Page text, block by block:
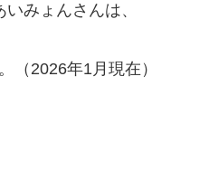
みょんさんは、
（2026年1月現在）